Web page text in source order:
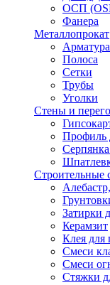
ОСП
Фанера
Металлопрокат
Арматура
Полоса
Сетки
Трубы
Уголки
Стены и
Профиль
Строительные
Затирки
Керамзит
Клея для
Смеси
Смеси
Стяжки